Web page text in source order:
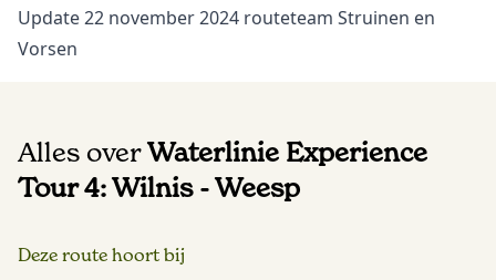
Update 22 november 2024 routeteam Struinen en
Vorsen
Alles overWaterlinie Experience
Tour 4: Wilnis - Weesp
Deze route hoort bij